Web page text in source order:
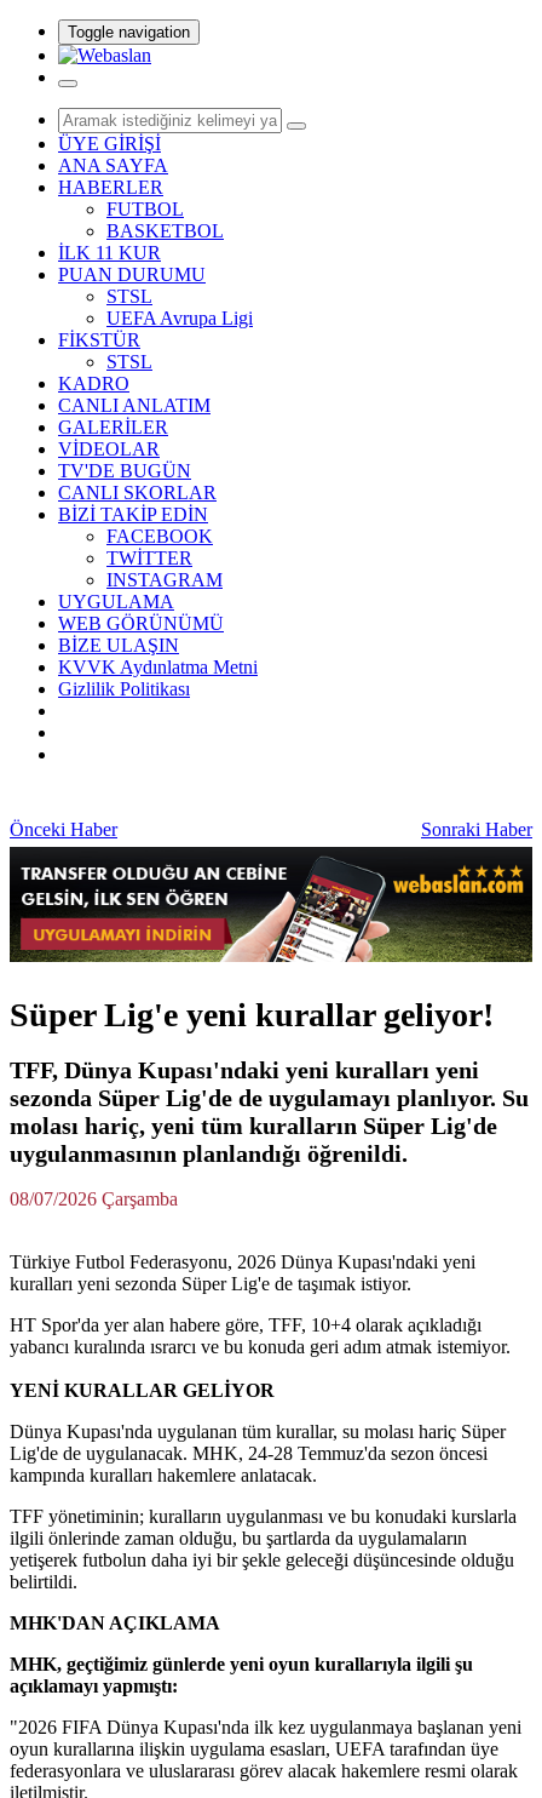
Toggle navigation
ÜYE GİRİŞİ
ANA SAYFA
HABERLER
FUTBOL
BASKETBOL
İLK 11 KUR
PUAN DURUMU
STSL
UEFA Avrupa Ligi
FİKSTÜR
STSL
KADRO
CANLI ANLATIM
GALERİLER
VİDEOLAR
TV'DE BUGÜN
CANLI SKORLAR
BİZİ TAKİP EDİN
FACEBOOK
TWİTTER
INSTAGRAM
UYGULAMA
WEB GÖRÜNÜMÜ
BİZE ULAŞIN
KVVK Aydınlatma Metni
Gizlilik Politikası
Önceki Haber Sonraki Haber
Süper Lig'e yeni kurallar geliyor!
TFF, Dünya Kupası'ndaki yeni kuralları yeni
sezonda Süper Lig'de de uygulamayı planlıyor. Su
molası hariç, yeni tüm kuralların Süper Lig'de
uygulanmasının planlandığı öğrenildi.
08/07/2026 Çarşamba
Türkiye Futbol Federasyonu, 2026 Dünya Kupası'ndaki yeni
kuralları yeni sezonda Süper Lig'e de taşımak istiyor.
HT Spor'da yer alan habere göre, TFF, 10+4 olarak açıkladığı
yabancı kuralında ısrarcı ve bu konuda geri adım atmak istemiyor.
YENİ KURALLAR GELİYOR
Dünya Kupası'nda uygulanan tüm kurallar, su molası hariç Süper
Lig'de de uygulanacak. MHK, 24-28 Temmuz'da sezon öncesi
kampında kuralları hakemlere anlatacak.
TFF yönetiminin; kuralların uygulanması ve bu konudaki kurslarla
ilgili önlerinde zaman olduğu, bu şartlarda da uygulamaların
yetişerek futbolun daha iyi bir şekle geleceği düşüncesinde olduğu
belirtildi.
MHK'DAN AÇIKLAMA
MHK, geçtiğimiz günlerde yeni oyun kurallarıyla ilgili şu
açıklamayı yapmıştı:
"2026 FIFA Dünya Kupası'nda ilk kez uygulanmaya başlanan yeni
oyun kurallarına ilişkin uygulama esasları, UEFA tarafından üye
federasyonlara ve uluslararası görev alacak hakemlere resmi olarak
iletilmiştir.